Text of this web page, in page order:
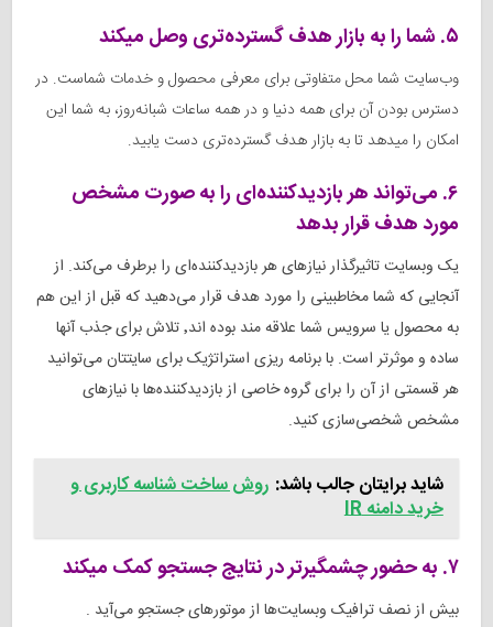
۵. شما را به بازار هدف گسترده‌تری وصل میکند
وب‌سایت شما محل متفاوتی برای معرفی محصول و خدمات شماست. در
دسترس بودن آن برای همه دنیا و در همه ساعات شبانه‌روز، به شما این
امکان را میدهد تا به بازار هدف گسترده‌تری دست یابید.
۶. می‌تواند هر بازدیدکننده‌ای را به صورت مشخص
مورد هدف قرار بدهد
یک وبسایت تاثیر‌گذار نیازهای هر بازدیدکننده‌ای را برطرف می‌کند. از
آنجایی که شما مخاطبینی را مورد هدف قرار می‌دهید که قبل از این هم
به محصول یا سرویس شما علاقه مند بوده‌ اند٬ تلاش برای جذب آنها
ساده و موثرتر است. با برنامه ریزی استراتژیک برای سایتتان می‌توانید
هر قسمتی از آن را برای گروه خاصی از بازدیدکننده‌ها با نیازهای
مشخص شخصی‌سازی کنید.
شاید برایتان جالب باشد: روش ساخت شناسه کاربری و
خرید دامنه IR
۷. به حضور چشمگیرتر در نتایج جستجو کمک میکند
بیش از نصف ترافیک وبسایت‌ها از موتورهای جستجو می‌آید .